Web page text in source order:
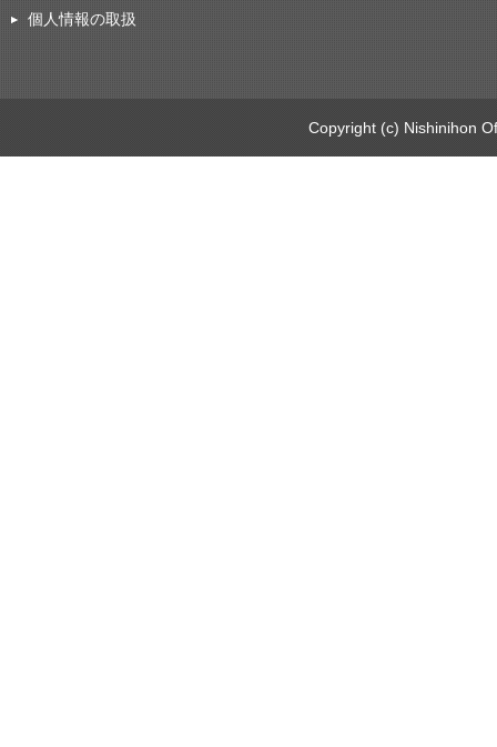
個人情報の取扱
Copyright (c) Nishinihon